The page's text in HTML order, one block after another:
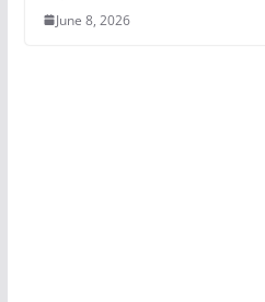
June 8, 2026